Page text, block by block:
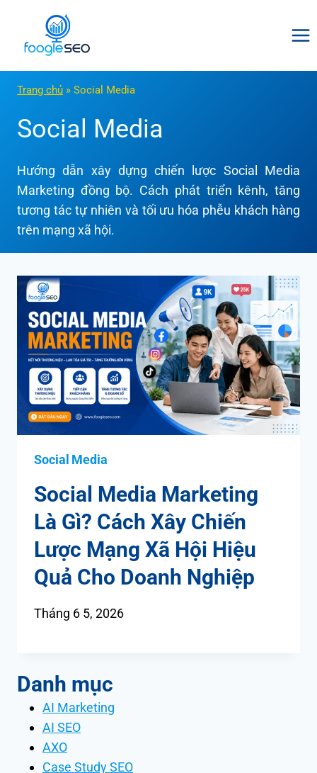
content
Trang chủ » Social Media
Social Media
Hướng dẫn xây dựng chiến lược Social Media
Marketing đồng bộ. Cách phát triển kênh, tăng
tương tác tự nhiên và tối ưu hóa phễu khách hàng
trên mạng xã hội.
Social Media
Social Media Marketing
Là Gì? Cách Xây Chiến
Lược Mạng Xã Hội Hiệu
Quả Cho Doanh Nghiệp
Tháng 6 5, 2026
Danh mục
AI Marketing
AI SEO
AXO
Case Study SEO